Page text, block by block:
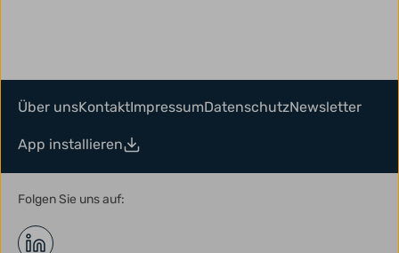
Über unsKontaktImpressumDatenschutzNewsletter
App installieren
Folgen Sie uns auf: